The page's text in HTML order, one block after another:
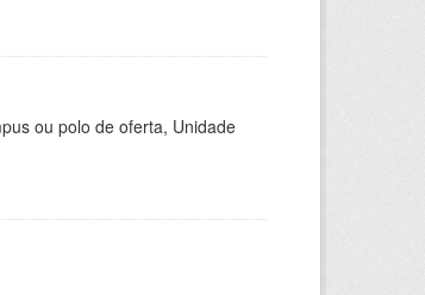
ou polo de oferta, Unidade